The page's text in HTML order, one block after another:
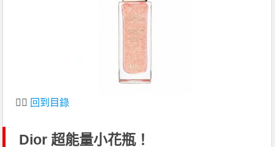
👆🏻 回到目錄
Dior 超能量小花瓶！